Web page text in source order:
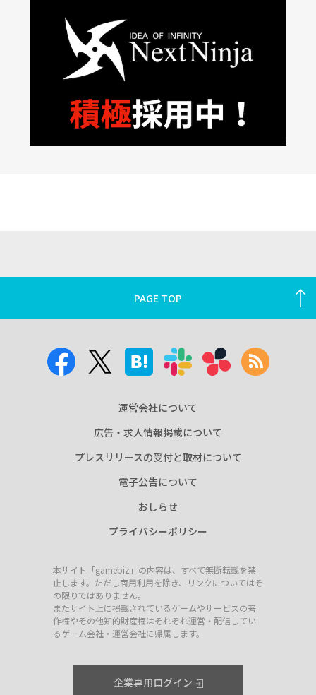
PAGE TOP
運営会社について
広告・求人情報掲載について
プレスリリースの受付と取材について
電子公告について
おしらせ
プライバシーポリシー
本サイト「gamebiz」の内容は、すべて無断転載を禁
止します。ただし商用利用を除き、リンクについてはそ
の限りではありません。
またサイト上に掲載されているゲームやサービスの著
作権やその他知的財産権はそれぞれ運営・配信してい
るゲーム会社・運営会社に帰属します。
企業専用ログイン